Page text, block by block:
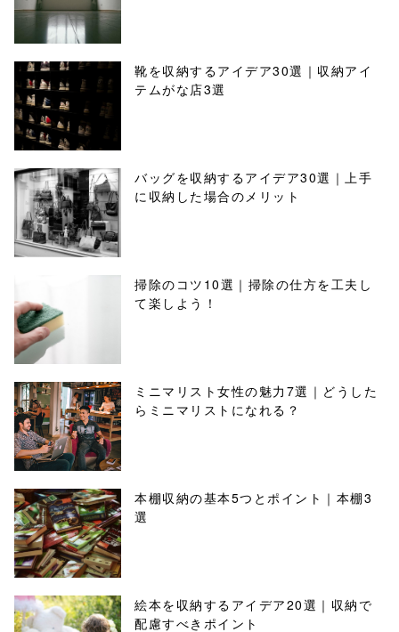
靴を収納するアイデア30選｜収納アイ
テムがな店3選
バッグを収納するアイデア30選｜上手
に収納した場合のメリット
掃除のコツ10選｜掃除の仕方を工夫し
て楽しよう！
ミニマリスト女性の魅力7選｜どうした
らミニマリストになれる？
本棚収納の基本5つとポイント｜本棚3
選
絵本を収納するアイデア20選｜収納で
配慮すべきポイント